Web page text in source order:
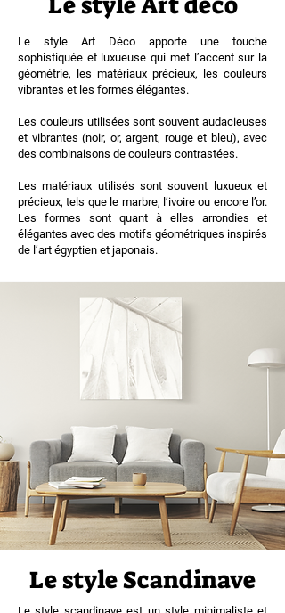
Le style Art Déco apporte une touche
sophistiquée et luxueuse qui met l’accent sur la
géométrie, les matériaux précieux, les couleurs
vibrantes et les formes élégantes.
Les couleurs utilisées sont souvent audacieuses
et vibrantes (noir, or, argent, rouge et bleu), avec
des combinaisons de couleurs contrastées.
Les matériaux utilisés sont souvent luxueux et
précieux, tels que le marbre, l’ivoire ou encore l’or.
Les formes sont quant à elles arrondies et
élégantes avec des motifs géométriques inspirés
de l’art égyptien et japonais.
Le style Scandinave